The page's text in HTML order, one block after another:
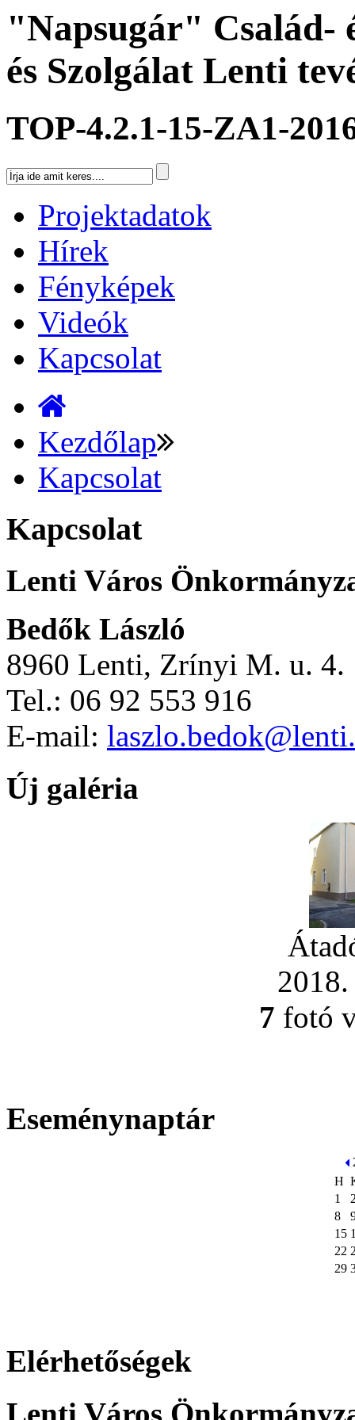
"Napsugár" Család-
és Szolgálat Lenti
TOP-4.2.1-15-ZA1-
Projektadatok
Hírek
Fényképek
Videók
Kapcsolat
Kezdőlap
Kapcsolat
Kapcsolat
Lenti Város
Bedők László
8960 Lenti, Zrínyi M. u. 4.
Tel.: 06 92 553 916
E-mail:
Új galéria
7 fotó
Eseménynaptár
H
1
8
15
22
29
Elérhetőségek